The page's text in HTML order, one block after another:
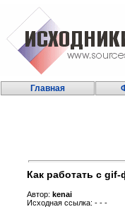
Главная
Как работать с
Автор: kenai
Исходная ссылка: - - -